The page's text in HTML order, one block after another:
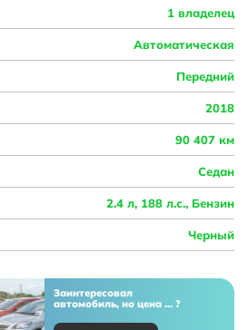
1 владелец
Автоматическая
Передний
2018
90 407 км
Седан
2.4 л, 188 л.с., Бензин
Черный
Заинтересовал
автомобиль, но цена ... ?